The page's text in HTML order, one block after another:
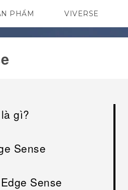
PHẨM
VIVE G REIGNS
VIVERSE
gì?
Sense
Sense